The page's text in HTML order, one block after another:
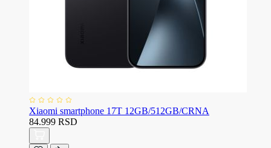
Xiaomi smartphone 17T 12GB/512GB/CRNA
84.999 RSD